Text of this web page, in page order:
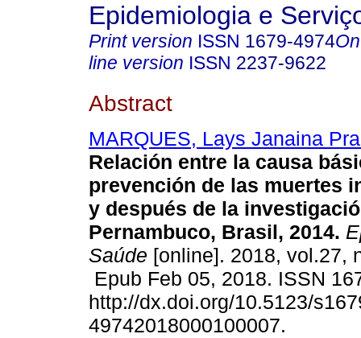
Epidemiologia e
Print version ISSN 1679-4974
line version ISSN 2237-9622
Abstract
MARQUES, Lays Janaina
Relación entre la causa
prevención de las muertes
y después de la
Pernambuco, Brasil, 2014.
Saúde [online]. 2018, vol.27,
Epub Feb 05, 2018. ISSN
http://dx.doi.org/10.5123/
49742018000100007.